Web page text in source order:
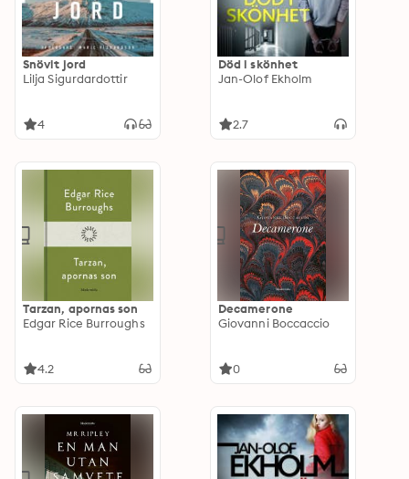
Snövit jord
Lilja Sigurdardottir
4
Död i skönhet
Jan-Olof Ekholm
2.7
Tarzan, apornas son
Edgar Rice Burroughs
4.2
Decamerone
Giovanni Boccaccio
0